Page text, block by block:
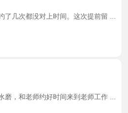
了几次都没对上时间。这次提前留 ...
磨，和老师约好时间来到老师工作 ...